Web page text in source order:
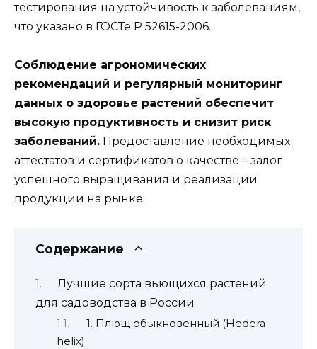
тестирования на устойчивость к заболеваниям,
что указано в ГОСТе Р 52615-2006.
Соблюдение агрономических
рекомендаций и регулярный мониторинг
данных о здоровье растений обеспечит
высокую продуктивность и снизит риск
заболеваний. Предоставление необходимых
аттестатов и сертификатов о качестве – залог
успешного выращивания и реализации
продукции на рынке.
Содержание
Лучшие сорта вьющихся растений
для садоводства в России
1. Плющ обыкновенный (Hedera
helix)